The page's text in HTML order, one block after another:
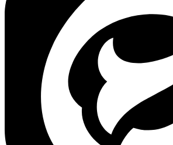
– پردازنده Ryzen 7
– بهترین کامپیوترهای گیمینگ
– برترین کامپیوترهای همه کاره
– اولین کامپیوتر All In One تولید شده
– سیستم عامل منحصر به فرد
– پردازنده بسیار قدرتمند M1
– طراحی مدرن و باریک